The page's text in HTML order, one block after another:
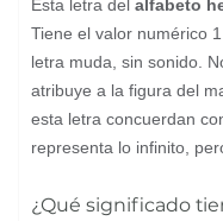
Esta letra del alfabeto
Tiene el valor numérico
letra muda, sin sonido.
atribuye a la figura del
esta letra concuerdan
representa lo infinito,
¿Qué significado